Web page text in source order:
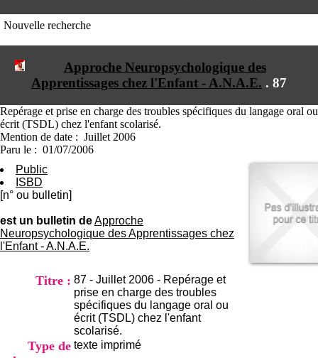
du CRA Rhône-Alpes
bât 211
95, Bd Pinel
Horaires
+33(0)4 37 91 54 65
Nouvelle recherche
Approche Neuropsychologique des
Apprentissages chez l'Enfant - A.N.A.E. . 87
Repérage et prise en charge des troubles spécifiques du langage oral ou
écrit (TSDL) chez l'enfant scolarisé.
Mention de date : Juillet 2006
Paru le : 01/07/2006
Public
ISBD
[n° ou bulletin]
est un bulletin deApproche
Neuropsychologique des Apprentissages chez
l'Enfant - A.N.A.E.
Titre : 87 - Juillet 2006 - Repérage et
prise en charge des troubles
spécifiques du langage oral ou
écrit (TSDL) chez l'enfant
scolarisé.
Type de texte imprimé
I
f
o
m
a
t
e
D
u
m
e
n
t
a
t